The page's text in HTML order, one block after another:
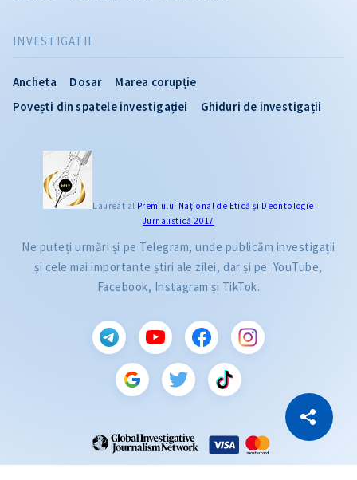
Copiază Link
INVESTIGATII
Ancheta Dosar
Marea corupție
Povești din spatele investigației
Ghiduri de investigații
Laureat al Premiului Naţional de Etică și Deontologie
Jurnalistică 2017
Ne puteți urmări și pe Telegram, unde publicăm investigații
și cele mai importante știri ale zilei, dar și pe: YouTube,
Facebook, Instagram și TikTok.